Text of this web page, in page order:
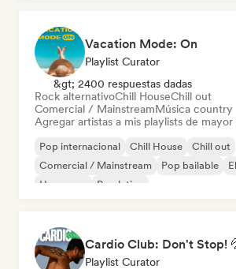
Vacation Mode: On
Playlist Curator
&gt; 2400 respuestas dadas
Rock alternativoChill HouseChill out
Comercial / MainstreamMúsica country
Agregar artistas a mis playlists de
Pop internacional Chill House
Chill out
Comercial / Mainstream
Pop bailable
Hyperpop
Pop latino
Cardio Club: Don't Stop!
Playlist Curator